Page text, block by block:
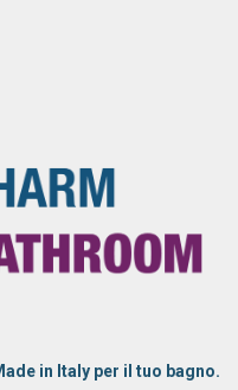
in Italy per il tuo bagno.